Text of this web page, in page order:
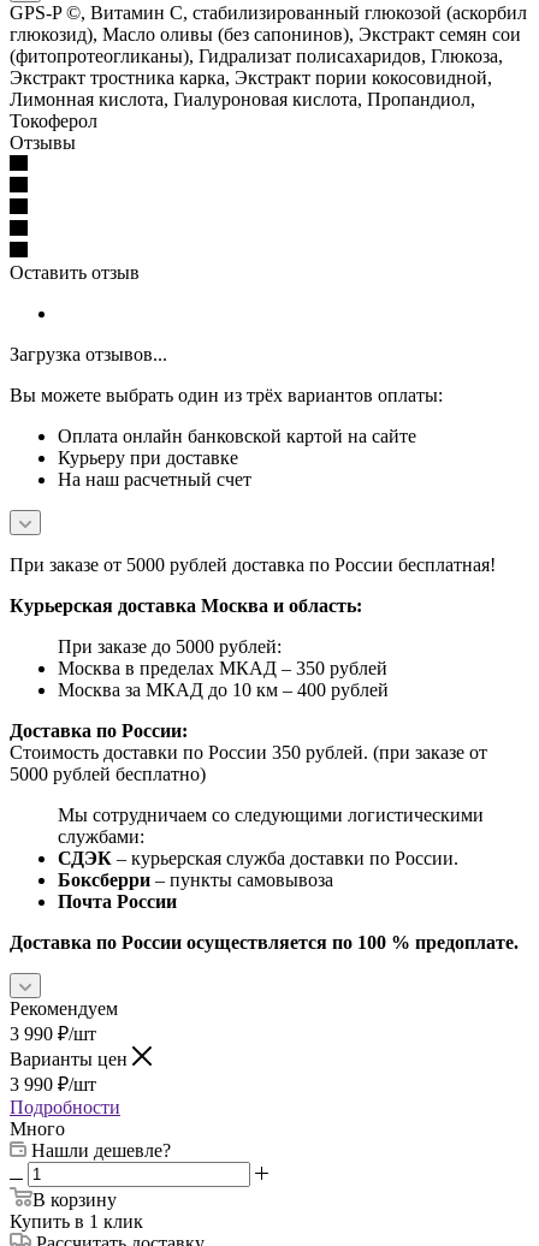
GPS-P ©, Витамин С, стабилизированный глюкозой (аскорбил
глюкозид), Масло оливы (без сапонинов), Экстракт семян сои
(фитопротеогликаны), Гидрализат полисахаридов, Глюкоза,
Экстракт тростника карка, Экстракт пории кокосовидной,
Лимонная кислота, Гиалуроновая кислота, Пропандиол,
Токоферол
Отзывы
Оставить отзыв
Загрузка отзывов...
Вы можете выбрать один из трёх вариантов оплаты:
Оплата онлайн банковской картой на сайте
Курьеру при доставке
На наш расчетный счет
При заказе от 5000 рублей доставка по России бесплатная!
Курьерская доставка Москва и область:
При заказе до 5000 рублей:
Москва в пределах МКАД – 350 рублей
Москва за МКАД до 10 км – 400 рублей
Доставка по России:
Стоимость доставки по России 350 рублей. (при заказе от
5000 рублей бесплатно)
Мы сотрудничаем со следующими логистическими
службами:
СДЭК – курьерская служба доставки по России.
Боксберри – пункты самовывоза
Почта России
Доставка по России осуществляется по 100 % предоплате.
Рекомендуем
3 990 ₽/шт
Варианты цен
3 990 ₽/шт
Подробности
Много
Нашли дешевле?
В корзину
Купить в 1 клик